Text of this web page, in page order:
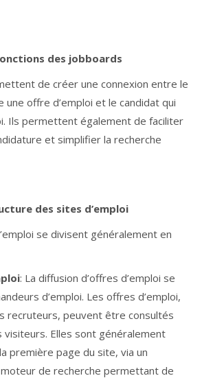
des jobboards
de créer une connexion entre le
offre d’emploi et le candidat qui
Ils permettent également de faciliter
et simplifier la recherche
des sites d’emploi
se divisent généralement en
: La diffusion d’offres d’emploi se
d’emploi. Les offres d’emploi,
recruteurs, peuvent être consultés
visiteurs. Elles sont généralement
première page du site, via un
de recherche permettant de